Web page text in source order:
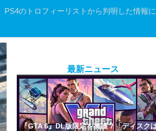
のトロフィーリストから判明した情報に
最新ニュース
『GTA 6』DL版限定を擁護？「ディスク